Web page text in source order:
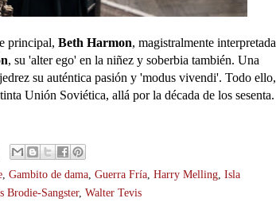
principal, Beth Harmon, magistralmente interpretada
, su 'alter ego' en la niñez y soberbia también. Una
su auténtica pasión y 'modus vivendi'. Todo ello,
Unión Soviética, allá por la década de los sesenta.
Gambito de dama Guerra Fría Harry Melling Isla
Brodie-Sangster, Walter Tevis